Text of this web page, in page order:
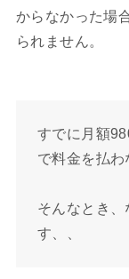
からなかった場
られません。
すでに月額
で料金を払わ
そんなとき、
す、、